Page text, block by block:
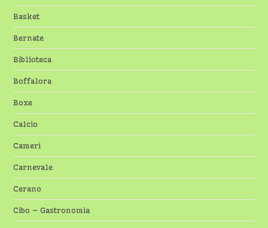
Basket
Bernate
Biblioteca
Boffalora
Boxe
Calcio
Cameri
Carnevale
Cerano
Cibo – Gastronomia